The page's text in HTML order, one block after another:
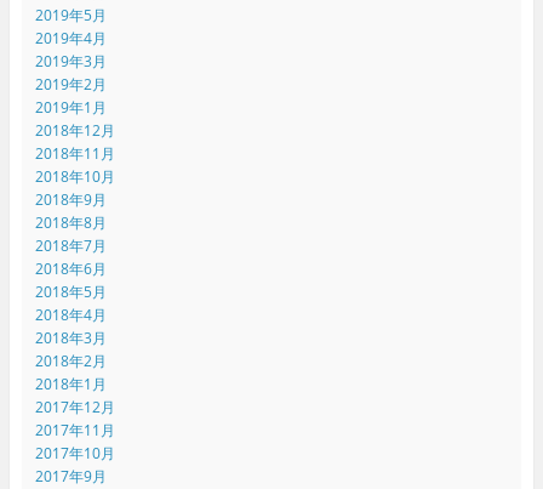
2019年5月
2019年4月
2019年3月
2019年2月
2019年1月
2018年12月
2018年11月
2018年10月
2018年9月
2018年8月
2018年7月
2018年6月
2018年5月
2018年4月
2018年3月
2018年2月
2018年1月
2017年12月
2017年11月
2017年10月
2017年9月